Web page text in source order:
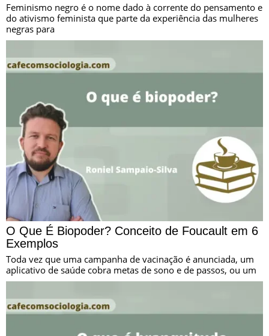
Feminismo negro é o nome dado à corrente do pensamento e
do ativismo feminista que parte da experiência das mulheres
negras para
O Que É Biopoder? Conceito de Foucault em 6
Exemplos
Toda vez que uma campanha de vacinação é anunciada, um
aplicativo de saúde cobra metas de sono e de passos, ou um